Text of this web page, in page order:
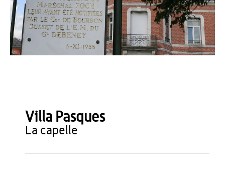
OT du Pays de Thiérache
Villa Pasques
la capelle